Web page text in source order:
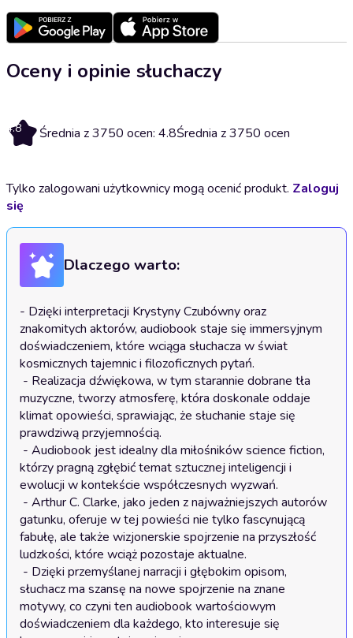
Oceny i opinie słuchaczy
4.8 Średnia z 3750 ocen: 4.8Średnia z 3750 ocen
Tylko zalogowani użytkownicy mogą ocenić produkt. Zaloguj
się
Dlaczego warto:
- Dzięki interpretacji Krystyny Czubówny oraz
znakomitych aktorów, audiobook staje się immersyjnym
doświadczeniem, które wciąga słuchacza w świat
kosmicznych tajemnic i filozoficznych pytań.
muzyczne, tworzy atmosferę, która doskonale oddaje
klimat opowieści, sprawiając, że słuchanie staje się
prawdziwą przyjemnością.
którzy pragną zgłębić temat sztucznej inteligencji i
ewolucji w kontekście współczesnych wyzwań.
gatunku, oferuje w tej powieści nie tylko fascynującą
fabułę, ale także wizjonerskie spojrzenie na przyszłość
ludzkości, które wciąż pozostaje aktualne.
słuchacz ma szansę na nowe spojrzenie na znane
motywy, co czyni ten audiobook wartościowym
doświadczeniem dla każdego, kto interesuje się